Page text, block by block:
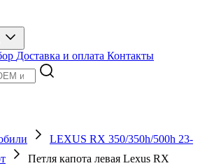
Доставка и оплата Контакты
LEXUS RX 350/350h/500h 23-
Петля капота левая Lexus RX